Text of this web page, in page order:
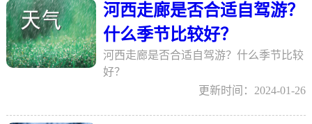
河西走廊是否合适自驾游？
什么季节比较好？
河西走廊是否合适自驾游？什么季节比较
好？
更新时间：2024-01-26